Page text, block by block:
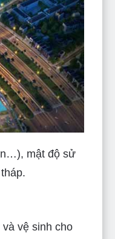
mật độ sử
vệ sinh cho